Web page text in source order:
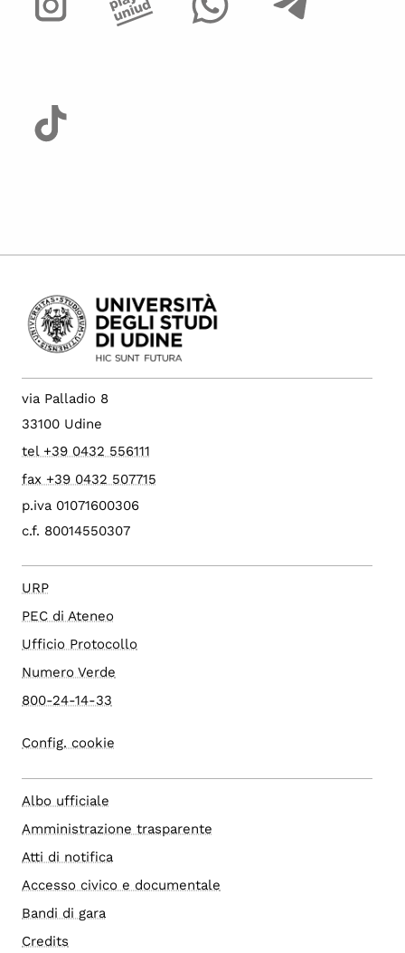
via Palladio 8
33100 Udine
tel +39 0432 556111
fax +39 0432 507715
p.iva 01071600306
c.f. 80014550307
URP
PEC di Ateneo
Ufficio Protocollo
Numero Verde
800-24-14-33
Config. cookie
Albo ufficiale
Amministrazione trasparente
Atti di notifica
Accesso civico e documentale
Bandi di gara
Credits